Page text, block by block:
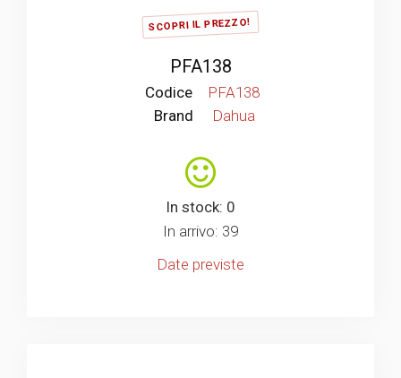
SCOPRI IL PREZZO!
PFA138
Codice
PFA138
Brand
Dahua
In stock: 0
In arrivo: 39
Date previste